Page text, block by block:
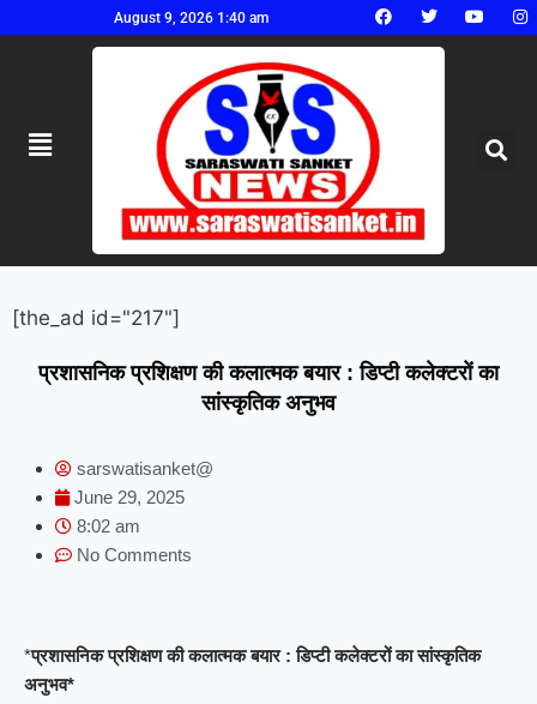
August 9, 2026 1:40 am
[the_ad id="217"]
प्रशासनिक प्रशिक्षण की कलात्मक बयार : डिप्टी कलेक्टरों का
सांस्कृतिक अनुभव
sarswatisanket@
June 29, 2025
8:02 am
No Comments
*प्रशासनिक प्रशिक्षण की कलात्मक बयार : डिप्टी कलेक्टरों का सांस्कृतिक
अनुभव*